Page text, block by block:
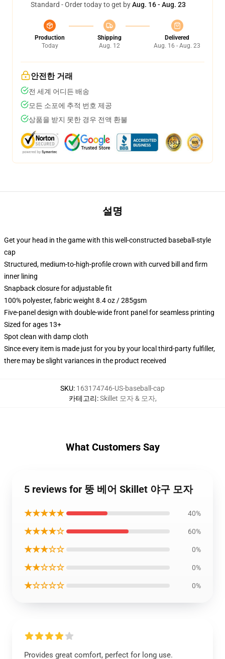
Standard - Order today to get byAug. 16 - Aug. 23
Production
Today
Shipping
Aug. 12
Delivered
Aug. 16 - Aug. 23
안전한 거래
전 세계 어디든 배송
모든 소포에 추적 번호 제공
상품을 받지 못한 경우 전액 환불
설명
Get your head in the game with this well-constructed baseball-style
cap
Structured, medium-to-high-profile crown with curved bill and firm
inner lining
Snapback closure for adjustable fit
100% polyester, fabric weight 8.4 oz / 285gsm
Five-panel design with double-wide front panel for seamless printing
Sized for ages 13+
Spot clean with damp cloth
Since every item is made just for you by your local third-party fulfiller,
there may be slight variances in the product received
SKU: 163174746-US-baseball-cap
카테고리:Skillet 모자 & 모자,
What Customers Say
5 reviews for 뚱 베어 Skillet 야구 모자
★★★★★ 40%
★★★★☆ 60%
★★★☆☆ 0%
★★☆☆☆ 0%
★☆☆☆☆ 0%
Provides great comfort, perfect for long use.